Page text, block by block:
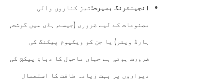
انجینئرنگ بصیرت:تیز کناروں والی
مصنوعات کے لیے ضروری (جیسے, ہڈی میں گوشت,
ہارڈ ویئر) یا جن کو ویکیوم پیکنگ کی
ضرورت ہوتی ہے جہاں ماحول کا دباؤ پیکج کی
دیواروں پر بہت زیادہ طاقت کا استعمال